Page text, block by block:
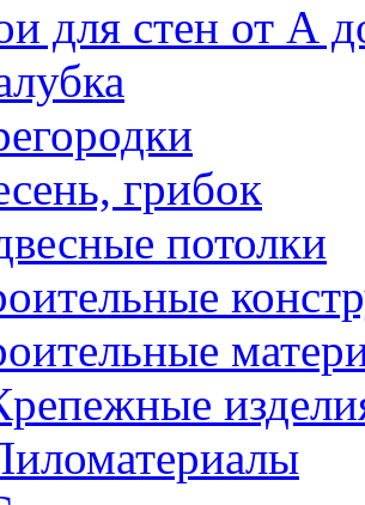
для стен от А
грибок
потолки